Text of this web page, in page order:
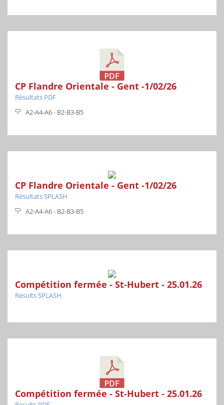
CP Flandre Orientale - Gent -1/02/26
Résultats PDF
A2-A4-A6 - B2-B3-B5
CP Flandre Orientale - Gent -1/02/26
Résultats SPLASH
A2-A4-A6 - B2-B3-B5
Compétition fermée - St-Hubert - 25.01.26
Results SPLASH
Compétition fermée - St-Hubert - 25.01.26